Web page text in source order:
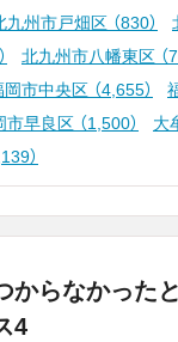
九州市戸畑区 （830）
北九州市八幡東区 （
岡市中央区 （4,655）
市早良区 （1,500） 大
）
からなかった
4